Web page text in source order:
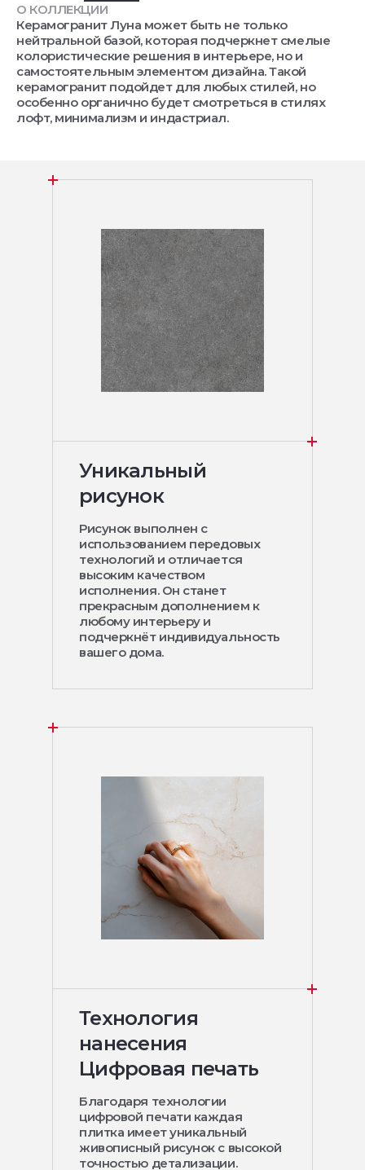
О КОЛЛЕКЦИИ
Керамогранит Луна может быть не только
нейтральной базой, которая подчеркнет смелые
колористические решения в интерьере, но и
самостоятельным элементом дизайна. Такой
керамогранит подойдет для любых стилей, но
особенно органично будет смотреться в стилях
лофт, минимализм и индастриал.
Уникальный
рисунок
Рисунок выполнен с
использованием передовых
технологий и отличается
высоким качеством
исполнения. Он станет
прекрасным дополнением к
любому интерьеру и
подчеркнёт индивидуальность
вашего дома.
Технология
нанесения
Цифровая печать
Благодаря технологии
цифровой печати каждая
плитка имеет уникальный
живописный рисунок с высокой
точностью детализации.